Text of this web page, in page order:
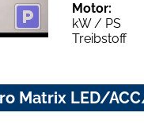
Motor:
kW / PS
Treibstoff
Matrix LED/